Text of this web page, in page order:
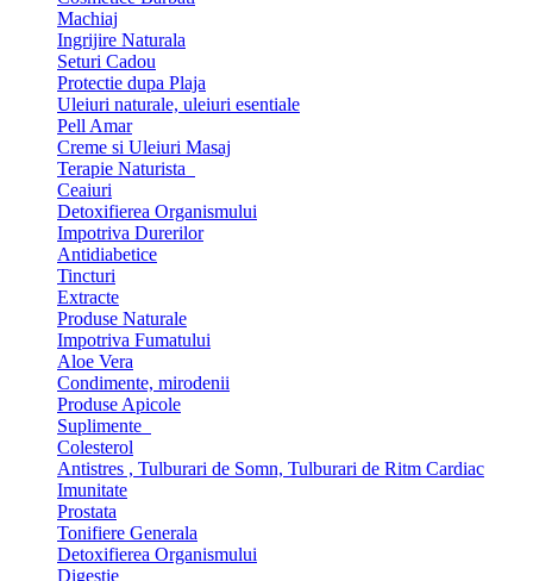
Machiaj
Ingrijire Naturala
Seturi Cadou
Protectie dupa Plaja
Uleiuri naturale, uleiuri esentiale
Pell Amar
Creme si Uleiuri Masaj
Terapie Naturista
Ceaiuri
Detoxifierea Organismului
Impotriva Durerilor
Antidiabetice
Tincturi
Extracte
Produse Naturale
Impotriva Fumatului
Aloe Vera
Condimente, mirodenii
Produse Apicole
Suplimente
Colesterol
Antistres , Tulburari de Somn, Tulburari de Ritm Cardiac
Imunitate
Prostata
Tonifiere Generala
Detoxifierea Organismului
Digestie